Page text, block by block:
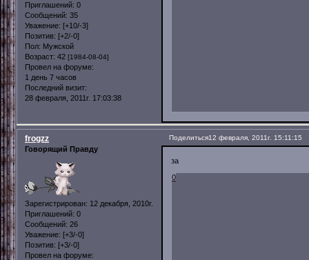
Приглашений: 0
Сообщений: 35
Уважение: [+10/-3]
Позитив: [+2/-0]
Пол: Мужской
Возраст: 42 [1984-08-04]
Провел на форуме:
1 день 7 часов
Последний визит:
28 февраля, 2011г. 17:03:38
Поделиться12 февраля, 2011г. 15:11:15
frogzz
Говорящий Правду
Зарегистрирован: 12 декабря, 2010г.
Приглашений: 0
Сообщений: 26
Уважение: [+3/-0]
Позитив: [+3/-0]
Провел на форуме:
за
0